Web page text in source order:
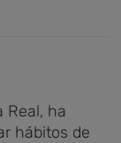
Real, ha
hábitos de